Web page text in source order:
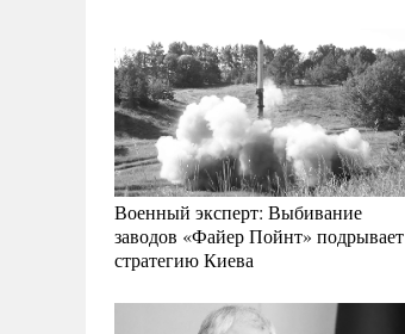
Военный эксперт: Выбивание
заводов «Файер Пойнт» подрывает
стратегию Киева